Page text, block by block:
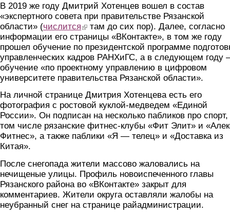
В 2019 же году Дмитрий Хотенцев вошел в состав
«экспертного совета при правительстве Рязанской
области» (числится (link is external)
там до сих пор). Далее, согласно
информации его страницы «ВКонтакте», в том же году
прошел обучение по президентской программе
управленческих кадров РАНХиГС, а в следующем году
обучение «по проектному управлению в цифровом
университете правительства Рязанской области».
На личной странице Дмитрия Хотенцева есть его
фотография с ростовой куклой-медведем «Единой
России». Он подписан на несколько пабликов про спорт,
том числе рязанские фитнес-клубы «Фит Элит» и
Фитнес», а также паблики «Я — телец» и «Доставка из
Китая».
После снегопада жители массово жаловались на
нечищеные улицы. Профиль новоиспеченного главы
Рязанского района во «ВКонтакте» закрыт для
комментариев. Жители округа оставляли жалобы на
неубранный снег на странице райадминистрации.